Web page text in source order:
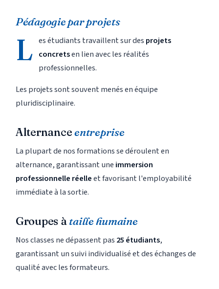
Pédagogie par projets
L es étudiants travaillent sur des projets
concretsen lien avec les réalités
professionnelles.
Les projets sont souvent menés en équipe
pluridisciplinaire.
Alternanceentreprise
La plupart de nos formations se déroulent en
alternance, garantissant une immersion
professionnelle réelleet favorisant l'employabilité
immédiate à la sortie.
Groupes àtaille humaine
Nos classes ne dépassent pas 25 étudiants,
garantissant un suivi individualisé et des échanges de
qualité avec les formateurs.